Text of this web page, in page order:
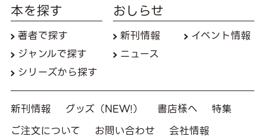
本を探す
著者で探す
ジャンルで探す
シリーズから探す
おしらせ
新刊情報
イベント情報
ニュース
新刊情報 グッズ（NEW!） 書店様へ
特集
ご注文について
お問い合わせ 会社情報